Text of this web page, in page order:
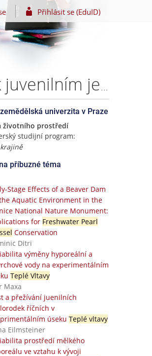
Přihlásit se (EduID)
Granulometrická charakteristika říčního sedimentu ve vztahu k juvenilním jedincům perlorodky říční – Bc. Marta Rojtová
univerzita v Praze
životního prostředí
studijní program:
příbuzné téma
Stage Effects of a Beaver Dam
Aquatic Environment in the
National Nature Monument:
for Freshwater Pearl
Conservation
Ditri
výměny hyporeální a
vody na experimentálním
Teplé Vltavy
Maxa
a přežívání juenilních
říčních v
úseku Teplé vltavy
Eilmsteiner
prostředí mělkého
ve vztahu k vývoji